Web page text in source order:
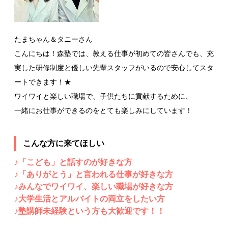
たまちゃん＆タニーさん
こんにちは！森塾では、教える仕事が初めての皆さんでも、充
実した研修制度と優しい先輩スタッフがいるので安心してスタ
ートできます！★
ワイワイと楽しい職場で、子供たちに貢献するために、
一緒にお仕事ができるのをとても楽しみにしています！
こんな方に来てほしい
♪「こども」と話すのが好きな方
♪「ありがとう」と言われる仕事が好きな方
♪みんなでワイワイ、楽しい職場が好きな方
♪大学生活とアルバイトの両立をしたい方
♪塾講師未経験という方も大歓迎です！！